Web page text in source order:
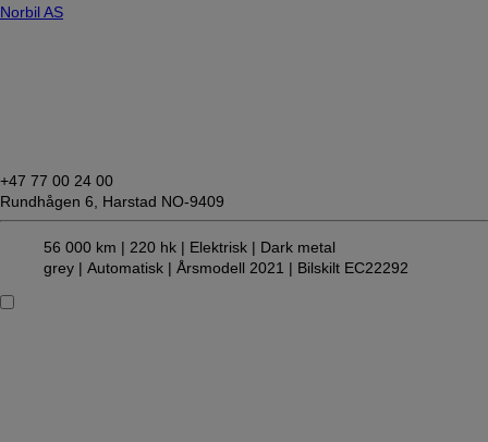
Norbil AS
+47 77 00 24 00
Rundhågen 6, Harstad NO-9409
56 000 km | 220 hk | Elektrisk | Dark metal
grey | Automatisk | Årsmodell 2021 | Bilskilt EC22292